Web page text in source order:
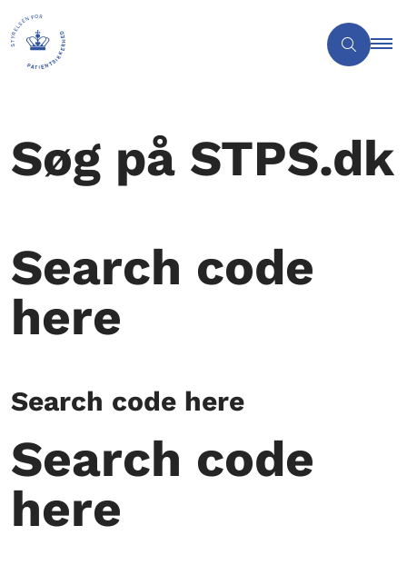
Søg på STPS.dk
Search code
here
Search code here
Search code
here